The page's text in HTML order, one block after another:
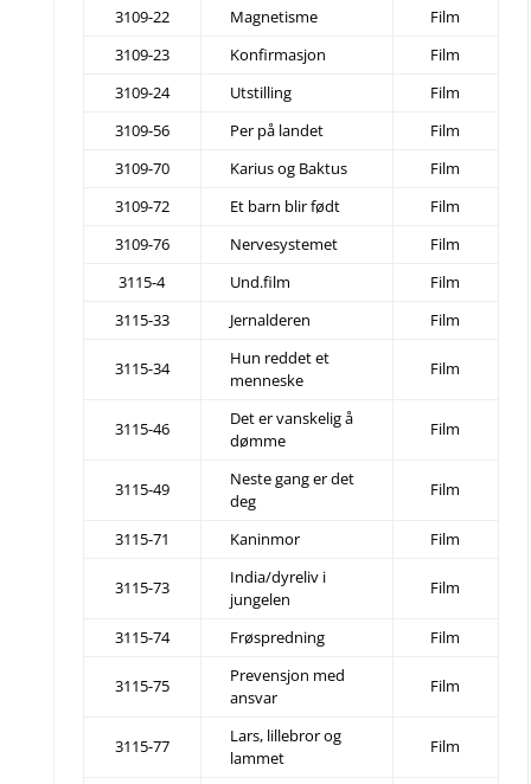
3109-22 Magnetisme
Film
3109-23
Konfirmasjon
Film
3109-24
Utstilling
Film
3109-56
Per på landet
Film
3109-70
Karius og Baktus
Film
3109-72
Et barn blir født
Film
3109-76
Nervesystemet
Film
3115-4
Und.film
Film
3115-33
Jernalderen Film
3115-34
Hun reddet et
menneske
Film
3115-46
Det er vanskelig å
dømme
Film
3115-49
Neste gang er det
deg
Film
3115-71 Kaninmor Film
3115-73
India/dyreliv i
jungelen
Film
3115-74 Frøspredning Film
3115-75
Prevensjon med
ansvar
Film
3115-77
Lars, lillebror og
lammet
Film